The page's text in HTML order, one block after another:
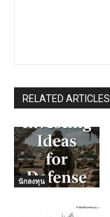
RELATED ARTICLES
นักลงทุน